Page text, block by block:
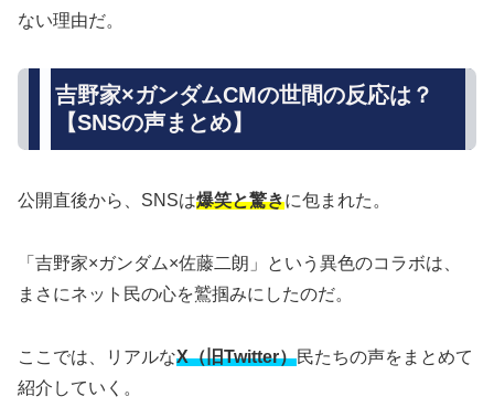
ない理由だ。
吉野家×ガンダムCMの世間の反応は？
【SNSの声まとめ】
公開直後から、SNSは爆笑と驚きに包まれた。
「吉野家×ガンダム×佐藤二朗」という異色のコラボは、
まさにネット民の心を鷲掴みにしたのだ。
ここでは、リアルなX（旧Twitter）民たちの声をまとめて
紹介していく。